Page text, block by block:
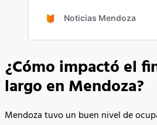
¿Cómo impactó el
largo en Mendoza?
Mendoza tuvo un buen nivel de